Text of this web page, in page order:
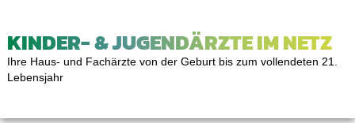
KINDER- & JUGENDÄRZTE IM NETZ
Ihre Haus- und Fachärzte von der Geburt bis zum vollendeten 21.
Lebensjahr